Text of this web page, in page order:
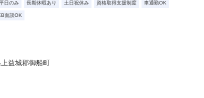
日のみ 長期休暇あり 土日祝休み 資格取得支援制度 車通勤OK
面談OK
益城郡御船町